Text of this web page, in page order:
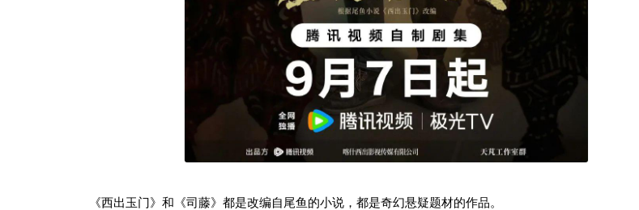
《西出玉门》和《司藤》都是改编自尾鱼的小说，都是奇幻悬疑题材的作品。